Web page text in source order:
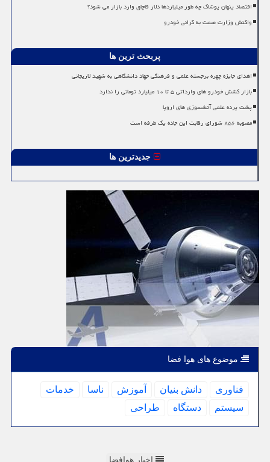
اقتصاد پنهان پوشاک چه طور میلیاردها دلار قاچاق وارد بازار می شود؟
واکنش وزارت صمت به گرانی خودرو
پربحث ترین ها
اهدای جایزه چهره برجسته علمی و فرهنگی جهاد دانشگاهی به شهید لاریجانی
بازار کشش خودرو های وارداتی ۵ تا ۱۰ میلیارد تومانی را ندارد
پشت پرده علمی آتشسوزی های اروپا
مصوبه ۸۵۶ شورای رقابت این جاده یک طرفه است
جدیدترین ها
موضوع های هوا فضا
فناوری دانش بنیان آموزش ناسا
خدمات
سیستم
دستگاه طراحی
اخبار هوافضا